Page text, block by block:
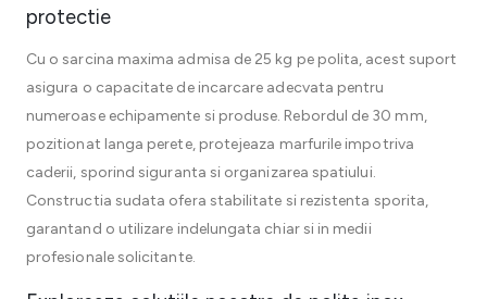
protectie
Cu o sarcina maxima admisa de 25 kg pe polita, acest suport
asigura o capacitate de incarcare adecvata pentru
numeroase echipamente si produse. Rebordul de 30 mm,
pozitionat langa perete, protejeaza marfurile impotriva
caderii, sporind siguranta si organizarea spatiului.
Constructia sudata ofera stabilitate si rezistenta sporita,
garantand o utilizare indelungata chiar si in medii
profesionale solicitante.